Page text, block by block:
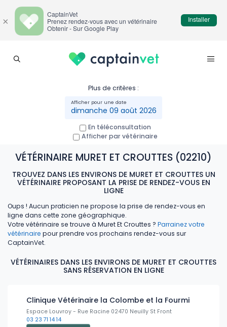
Plus de critères :
dimanche 09 août 2026
En téléconsultation
Afficher par vétérinaire
VÉTÉRINAIRE MURET ET CROUTTES (02210)
TROUVEZ DANS LES ENVIRONS DE MURET ET CROUTTES UN
VÉTÉRINAIRE PROPOSANT LA PRISE DE RENDEZ-VOUS EN
LIGNE
Oups ! Aucun praticien ne propose la prise de rendez-vous en
ligne dans cette zone géographique.
Votre vétérinaire se trouve à Muret Et Crouttes ? Parrainez votre
vétérinaire pour prendre vos prochains rendez-vous sur
CaptainVet.
VÉTÉRINAIRES DANS LES ENVIRONS DE MURET ET CROUTTES
SANS RÉSERVATION EN LIGNE
Clinique Vétérinaire la Colombe et la Fourmi
Espace Louvroy - Rue Racine 02470 Neuilly St Front
03 23 71 14 14
×
CaptainVet
Prenez rendez-vous avec un vétérinaire
Obtenir - Sur Google Play
Installer